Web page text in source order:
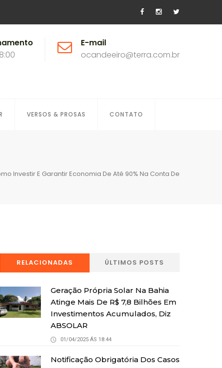
E-mail
ocandeeiro@terra.com.br
VERSOS & PROSAS CONTATO
Investir E Garantir Economia De Até 90% Na Conta De
RELACIONADAS ÚLTIMOS POSTS
Geração Própria Solar Na Bahia
Atinge Mais De R$ 7,8 Bilhões Em
Investimentos Acumulados, Diz
ABSOLAR
01/04/2025 ÁS 18:44
Notificação Obrigatória Dos Casos